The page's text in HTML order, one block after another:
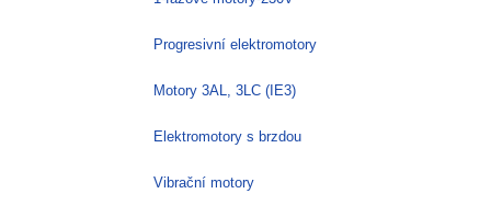
Progresivní elektromotory
Motory 3AL, 3LC (IE3)
Elektromotory s brzdou
Vibrační motory